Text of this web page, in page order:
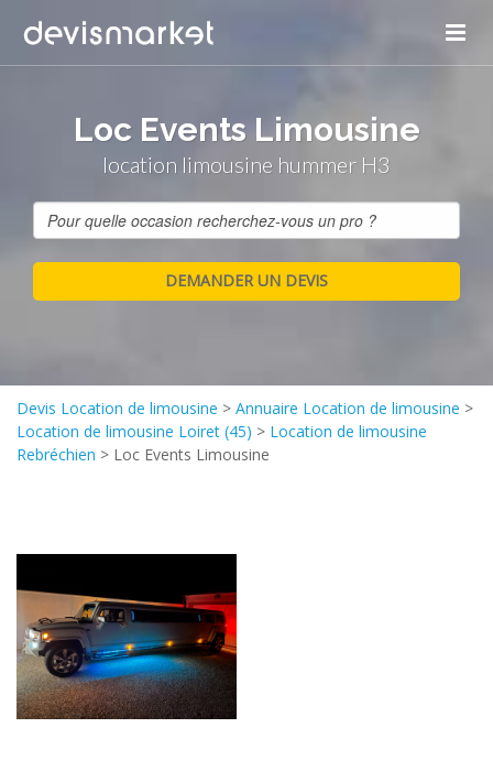
Loc Events Limousine
location limousine hummer H3
Devis Location de limousine > Annuaire Location de limousine >
Location de limousine Loiret (45) > Location de limousine
Rebréchien > Loc Events Limousine